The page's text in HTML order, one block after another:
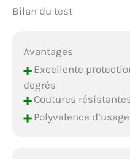
Bilan du test
Avantages
+Excellente
degrés
+Coutures
+Polyvalence